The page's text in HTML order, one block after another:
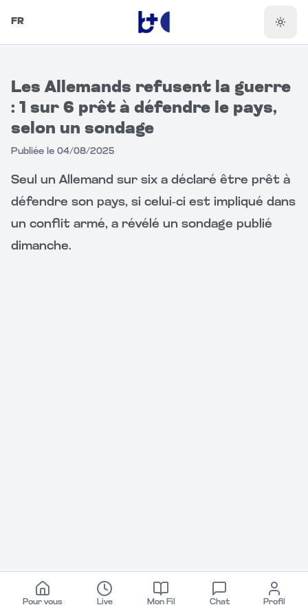
FR
Les Allemands refusent la guerre
: 1 sur 6 prêt à défendre le pays,
selon un sondage
Publiée le 04/08/2025
Seul un Allemand sur six a déclaré être prêt à
défendre son pays, si celui-ci est impliqué dans
un conflit armé, a révélé un sondage publié
dimanche.
Pour vous Live Mon Fil Chat Profil